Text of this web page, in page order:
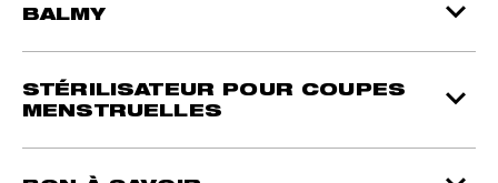
BALMY
STÉRILISATEUR POUR COUPES
MENSTRUELLES